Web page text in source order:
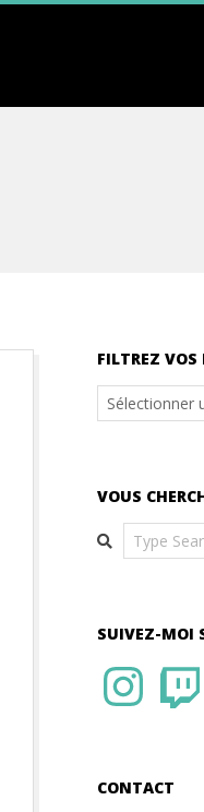
FILTREZ VOS
Filtrez
vos
VOUS
Search
SUIVEZ-MOI
InstagramTwitch
CONTACT